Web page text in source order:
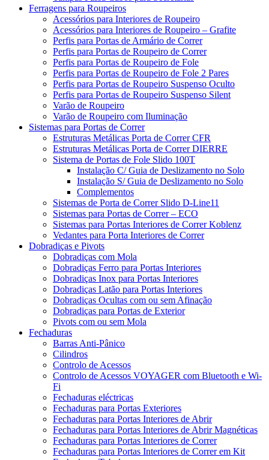
Ferragens para Roupeiros
Acessórios para Interiores de Roupeiro
Acessórios para Interiores de Roupeiro – Grafite
Perfis para Portas de Armário de Correr
Perfis para Portas de Roupeiro de Correr
Perfis para Portas de Roupeiro de Fole
Perfis para Portas de Roupeiro de Fole 2 Pares
Perfis para Portas de Roupeiro Suspenso Oculto
Perfis para Portas de Roupeiro Suspenso Silent
Varão de Roupeiro
Varão de Roupeiro com Iluminação
Sistemas para Portas de Correr
Estruturas Metálicas Porta de Correr CFR
Estruturas Metálicas Porta de Correr DIERRE
Sistema de Portas de Fole Slido 100T
Instalação C/ Guia de Deslizamento no Solo
Instalação S/ Guia de Deslizamento no Solo
Complementos
Sistemas de Porta de Correr Slido D-Line11
Sistemas para Portas de Correr – ECO
Sistemas para Portas Interiores de Correr Koblenz
Vedantes para Porta Interiores de Correr
Dobradiças e Pivots
Dobradiças com Mola
Dobradiças Ferro para Portas Interiores
Dobradiças Inox para Portas Interiores
Dobradiças Latão para Portas Interiores
Dobradiças Ocultas com ou sem Afinação
Dobradiças para Portas de Exterior
Pivots com ou sem Mola
Fechaduras
Barras Anti-Pânico
Cilindros
Controlo de Acessos
Controlo de Acessos VOYAGER com Bluetooth e Wi-
Fi
Fechaduras eléctricas
Fechaduras para Portas Exteriores
Fechaduras para Portas Interiores de Abrir
Fechaduras para Portas Interiores de Abrir Magnéticas
Fechaduras para Portas Interiores de Correr
Fechaduras para Portas Interiores de Correr em Kit